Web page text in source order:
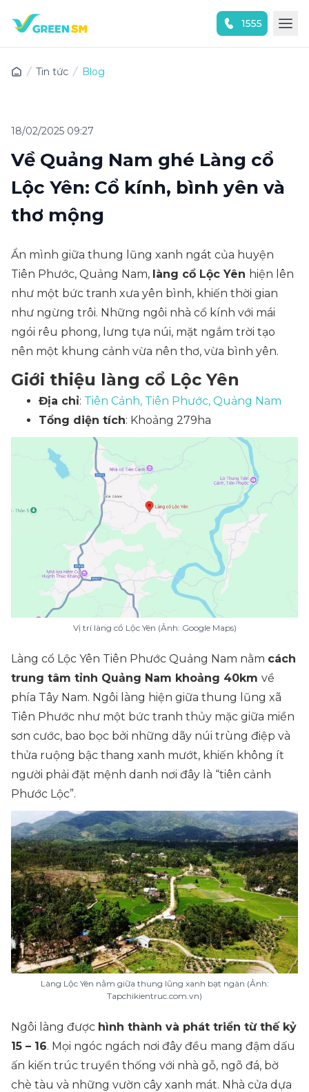
1555
Tin tức Blog
18/02/2025 09:27
Về Quảng Nam ghé Làng cổ
Lộc Yên: Cổ kính, bình yên và
thơ mộng
Ẩn mình giữa thung lũng xanh ngát của huyện
Tiên Phước, Quảng Nam, làng cổ Lộc Yên hiện lên
như một bức tranh xưa yên bình, khiến thời gian
như ngừng trôi. Những ngôi nhà cổ kính với mái
ngói rêu phong, lưng tựa núi, mặt ngắm trời tạo
nên một khung cảnh vừa nên thơ, vừa bình yên.
Giới thiệu làng cổ Lộc Yên
Địa chỉ: Tiên Cảnh, Tiên Phước, Quảng Nam
Tổng diện tích: Khoảng 279ha
Vị trí làng cổ Lộc Yên (Ảnh: Google Maps)
Làng cổ Lộc Yên Tiên Phước Quảng Nam nằm cách
trung tâm tỉnh Quảng Nam khoảng 40km về
phía Tây Nam. Ngôi làng hiện giữa thung lũng xã
Tiên Phước như một bức tranh thủy mặc giữa miền
sơn cước, bao bọc bởi những dãy núi trùng điệp và
thửa ruộng bậc thang xanh mướt, khiến không ít
người phải đặt mệnh danh nơi đây là “tiên cảnh
Phước Lộc”.
Làng Lộc Yên nằm giữa thung lũng xanh bạt ngàn (Ảnh:
Tapchikientruc.com.vn)
Ngôi làng được hình thành và phát triển từ thế kỷ
15 – 16. Mọi ngóc ngách nơi đây đều mang đậm dấu
ấn kiến trúc truyền thống với nhà gỗ, ngõ đá, bờ
chè tàu và những vườn cây xanh mát. Nhà cửa dựa